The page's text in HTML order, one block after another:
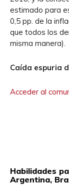
estimado para
0,5 pp. de la
que todos los
misma manera).
Caída espuria
Acceder al
Habilidades
Argentina,